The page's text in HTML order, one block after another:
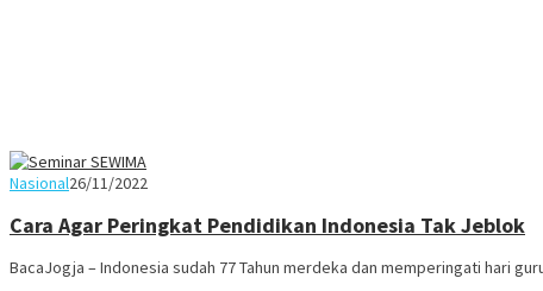
NasionalJuno
26/11/2022
Cara Agar Peringkat Pendidikan Indonesia Tak Jeblok
BacaJogja – Indonesia sudah 77 Tahun merdeka dan memperingati hari